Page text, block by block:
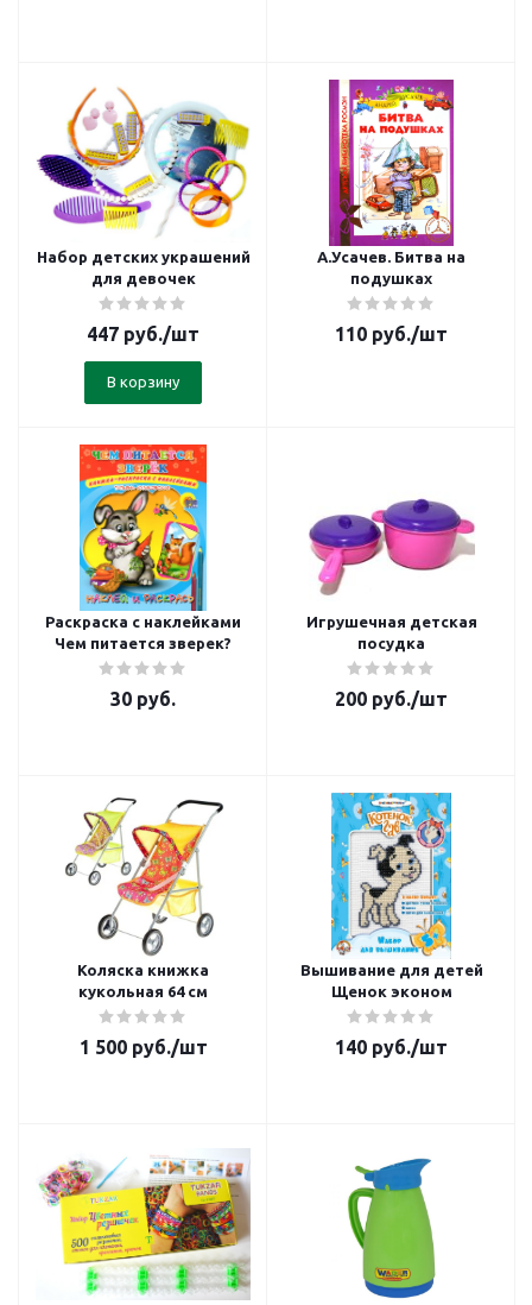
Набор детских украшений
для девочек
447 руб./шт
В корзину
А.Усачев. Битва на
подушках
110 руб./шт
Раскраска с наклейками
Чем питается зверек?
30 руб.
Игрушечная детская
посудка
200 руб./шт
Коляска книжка
кукольная 64 см
1 500руб./шт
Вышивание для детей
Щенок эконом
140 руб./шт